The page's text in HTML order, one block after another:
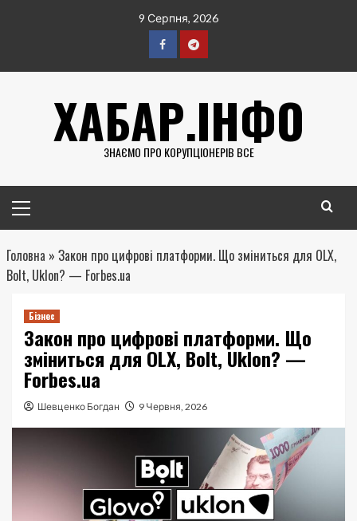
9 Серпня, 2026
FacebookTelegram
ХАБАР.ІНФО
ЗНАЄМО ПРО КОРУПЦІОНЕРІВ ВСЕ
меню
Головна » Закон про цифрові платформи. Що зміниться для OLX,
Bolt, Uklon? — Forbes.ua
Бізнес
Закон про цифрові платформи. Що
зміниться для OLX, Bolt, Uklon? —
Forbes.ua
Шевценко Богдан 9 Червня, 2026